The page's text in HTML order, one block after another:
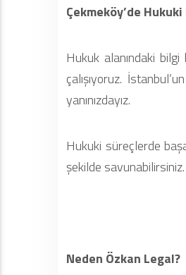
Çekmeköy’de
Hukuk alanındaki bilgi
çalışıyoruz.
yanınızdayız.
Hukuki süreçlerde
şekilde savunabilirsiniz.
Neden Özkan Legal?